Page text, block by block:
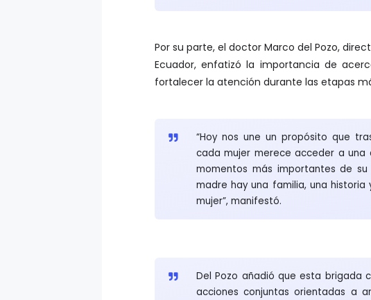
Por su parte, el doctor Marco del Pozo,
Ecuador, enfatizó la importancia de
fortalecer la atención durante las etapas
“Hoy nos une un propósito que
cada mujer merece acceder a una
momentos más importantes de
madre hay una familia, una
mujer”, manifestó.
Del Pozo añadió que esta brigada
acciones conjuntas orientadas a